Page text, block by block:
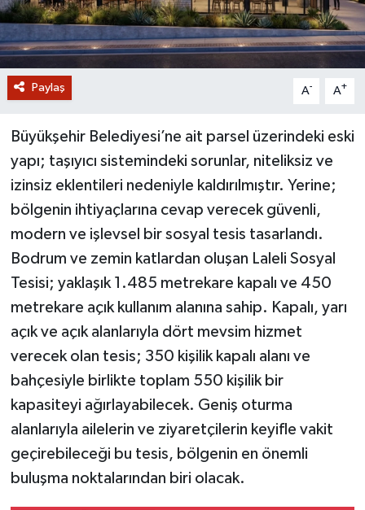
Paylaş A- A+
Büyükşehir Belediyesi’ne ait parsel üzerindeki eski
yapı; taşıyıcı sistemindeki sorunlar, niteliksiz ve
izinsiz eklentileri nedeniyle kaldırılmıştır. Yerine;
bölgenin ihtiyaçlarına cevap verecek güvenli,
modern ve işlevsel bir sosyal tesis tasarlandı.
Bodrum ve zemin katlardan oluşan Laleli Sosyal
Tesisi; yaklaşık 1.485 metrekare kapalı ve 450
metrekare açık kullanım alanına sahip. Kapalı, yarı
açık ve açık alanlarıyla dört mevsim hizmet
verecek olan tesis; 350 kişilik kapalı alanı ve
bahçesiyle birlikte toplam 550 kişilik bir
kapasiteyi ağırlayabilecek. Geniş oturma
alanlarıyla ailelerin ve ziyaretçilerin keyifle vakit
geçirebileceği bu tesis, bölgenin en önemli
buluşma noktalarından biri olacak.